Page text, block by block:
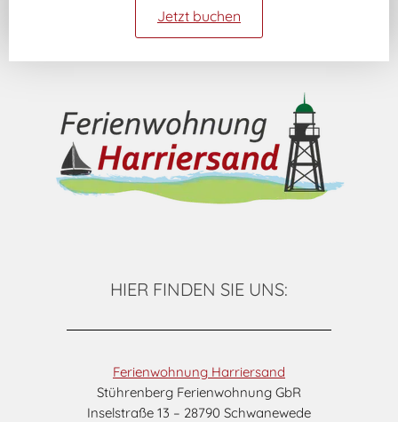
Jetzt buchen
HIER FINDEN SIE UNS:
Ferienwohnung Harriersand
Stührenberg Ferienwohnung GbR
Inselstraße 13 – 28790 Schwanewede